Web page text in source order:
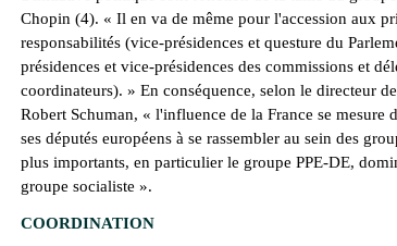
Chopin (4). « Il en va de même pour l'accession aux
responsabilités (vice-présidences et questure du
présidences et vice-présidences des commissions et
coordinateurs). » En conséquence, selon le directeur
Robert Schuman, « l'influence de la France se mesure
ses députés européens à se rassembler au sein des
plus importants, en particulier le groupe PPE-DE,
groupe socialiste ».
COORDINATION